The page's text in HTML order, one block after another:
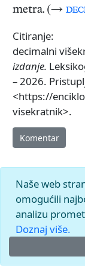
metra. (→
Citiranje:
decimalni
izdanje.
– 2026.
<https://
visekratnik>.
Komentar
Naše web
omogućili
analizu
Doznaj više.
© 2026.